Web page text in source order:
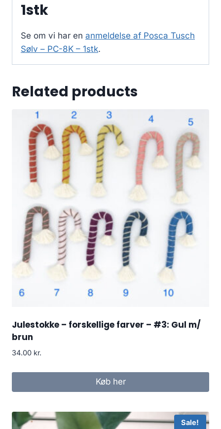
1stk
Se om vi har en anmeldelse af Posca Tusch
Sølv – PC-8K – 1stk.
Related products
Julestokke – forskellige farver – #3: Gul m/
brun
34.00 kr.
Køb her
Sale!